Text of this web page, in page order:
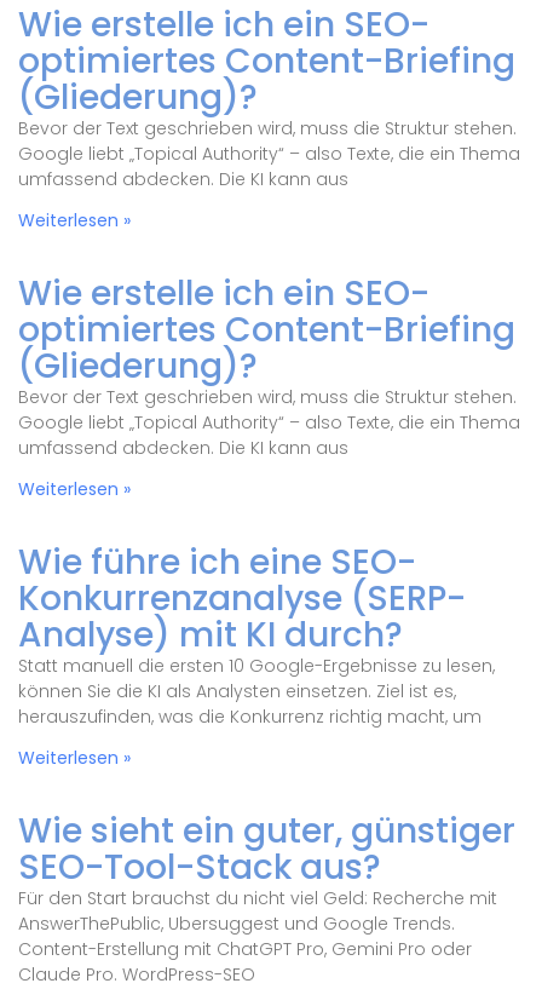
Wie erstelle ich ein SEO-
optimiertes Content-Briefing
(Gliederung)?
Bevor der Text geschrieben wird, muss die Struktur stehen.
Google liebt „Topical Authority“ – also Texte, die ein Thema
umfassend abdecken. Die KI kann aus
Weiterlesen »
Wie erstelle ich ein SEO-
optimiertes Content-Briefing
(Gliederung)?
Bevor der Text geschrieben wird, muss die Struktur stehen.
Google liebt „Topical Authority“ – also Texte, die ein Thema
umfassend abdecken. Die KI kann aus
Weiterlesen »
Wie führe ich eine SEO-
Konkurrenzanalyse (SERP-
Analyse) mit KI durch?
Statt manuell die ersten 10 Google-Ergebnisse zu lesen,
können Sie die KI als Analysten einsetzen. Ziel ist es,
herauszufinden, was die Konkurrenz richtig macht, um
Weiterlesen »
Wie sieht ein guter, günstiger
SEO-Tool-Stack aus?
Für den Start brauchst du nicht viel Geld: Recherche mit
AnswerThePublic, Ubersuggest und Google Trends.
Content-Erstellung mit ChatGPT Pro, Gemini Pro oder
Claude Pro. WordPress-SEO